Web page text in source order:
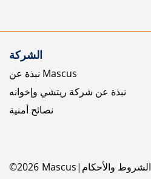
الشركة
نبذة عن Mascus
نبذة عن شركة ريتشي وإخوانه
نصائح أمنية
©2026 Mascus الشروط والأحكام